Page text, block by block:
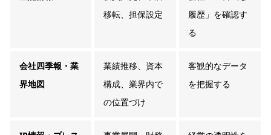
移転、担保設定
履歴」を確認す
る
会社四季報・業
界地図
業績推移、資本
構成、業界内で
の位置づけ
客観的なデータ
を把握する